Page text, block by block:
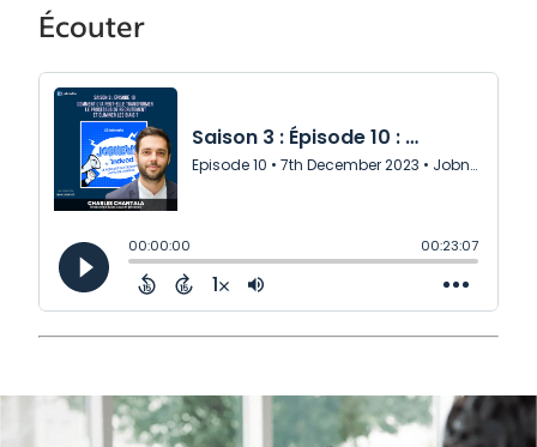
Écouter